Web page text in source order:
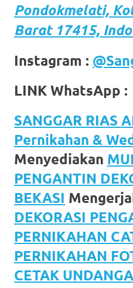
Pondokmelati,
Barat 17415,
Instagram :
LINK WhatsApp :
SANGGAR RIAS
Pernikahan &
Menyediakan
PENGANTIN
BEKASI
DEKORASI
PERNIKAHAN
PERNIKAHAN
CETAK